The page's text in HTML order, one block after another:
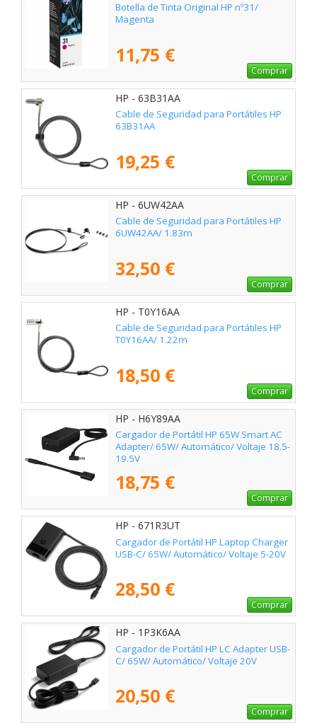
Botella de Tinta Original HP nº31/
Magenta
11,75 €
Comprar
HP - 63B31AA
Cable de Seguridad para Portátiles HP
63B31AA
19,25 €
Comprar
HP - 6UW42AA
Cable de Seguridad para Portátiles HP
6UW42AA/ 1.83m
32,50 €
Comprar
HP - T0Y16AA
Cable de Seguridad para Portátiles HP
T0Y16AA/ 1.22m
18,50 €
Comprar
HP - H6Y89AA
Cargador de Portátil HP 65W Smart AC
Adapter/ 65W/ Automático/ Voltaje 18.5-
19.5V
18,75 €
Comprar
HP - 671R3UT
Cargador de Portátil HP Laptop Charger
USB-C/ 65W/ Automático/ Voltaje 5-20V
28,50 €
Comprar
HP - 1P3K6AA
Cargador de Portátil HP LC Adapter USB-
C/ 65W/ Automático/ Voltaje 20V
20,50 €
Comprar